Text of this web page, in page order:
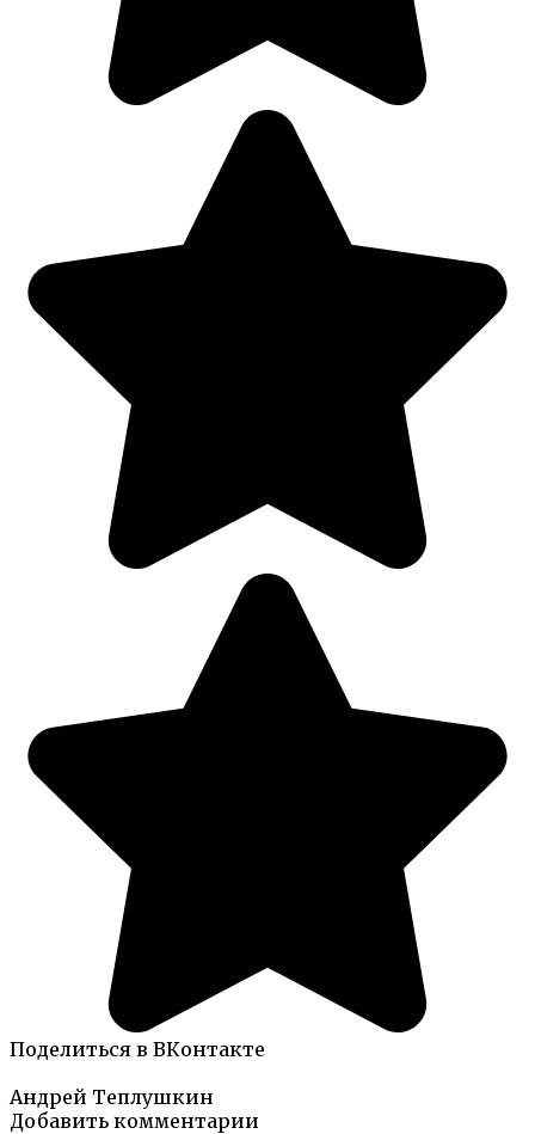
Поделиться в ВКонтакте
Андрей Теплушкин
Добавить комментарии